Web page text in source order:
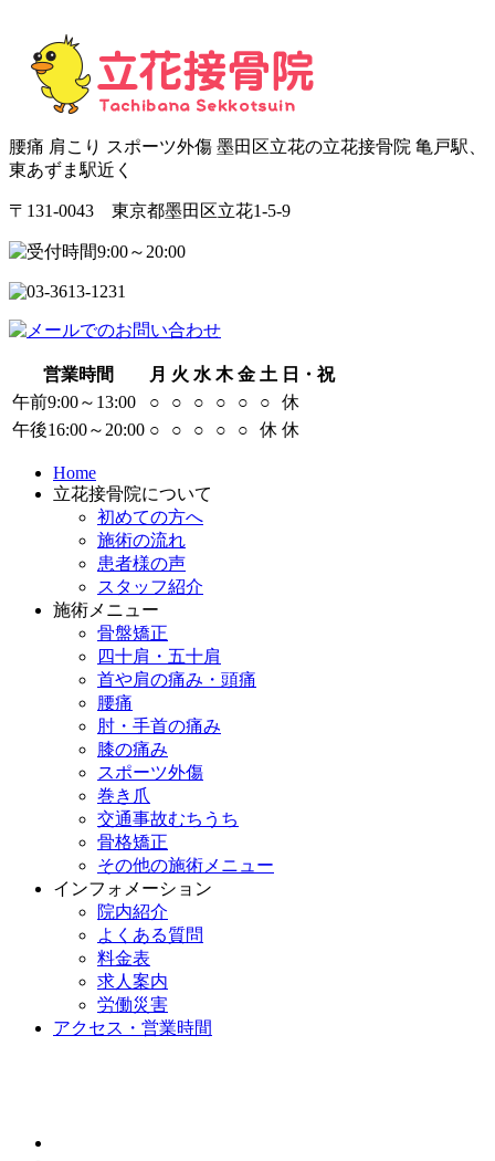
腰痛 肩こり スポーツ外傷 墨田区立花の立花接骨院 亀戸駅、
東あずま駅近く
〒131-0043 東京都墨田区立花1-5-9
営業時間 月 火 水 木 金 土 日・祝
午前9:00～13:00
○ ○ ○ ○ ○ ○
休
午後16:00～20:00 ○ ○ ○ ○ ○ 休 休
Home
立花接骨院について
初めての方へ
施術の流れ
患者様の声
スタッフ紹介
施術メニュー
骨盤矯正
四十肩・五十肩
首や肩の痛み・頭痛
腰痛
肘・手首の痛み
膝の痛み
スポーツ外傷
巻き爪
交通事故むちうち
骨格矯正
その他の施術メニュー
インフォメーション
院内紹介
よくある質問
料金表
求人案内
労働災害
アクセス・営業時間